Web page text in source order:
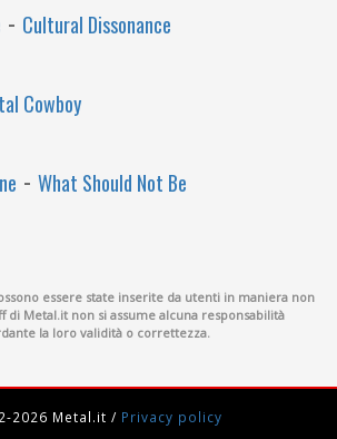
- Cultural Dissonance
Cowboy
- What Should Not Be
essere state inserite da utenti in maniera non
di Metal.it non si assume alcuna responsabilità
la loro validità o correttezza.
2026 Metal.it / Privacy policy